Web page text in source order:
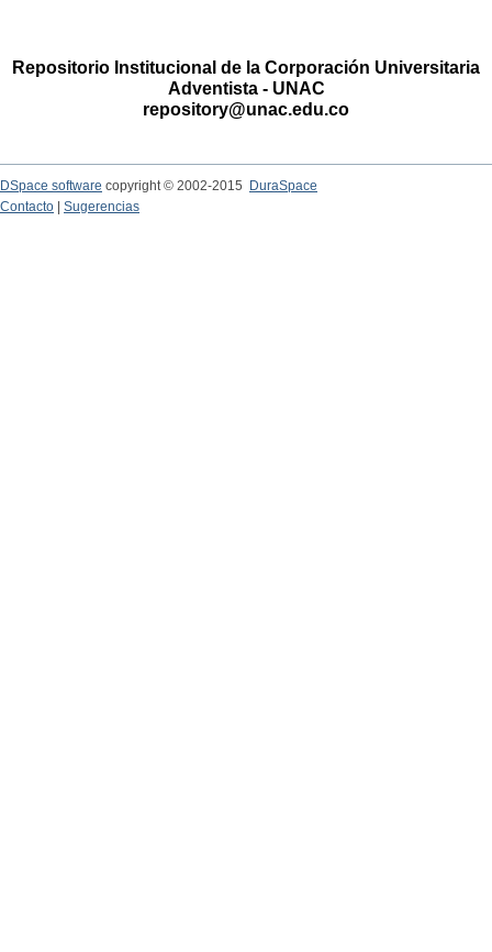
Repositorio Institucional de la Corporación Universitaria
Adventista - UNAC
repository@unac.edu.co
DSpace software copyright © 2002-2015
DuraSpace
Contacto
Sugerencias